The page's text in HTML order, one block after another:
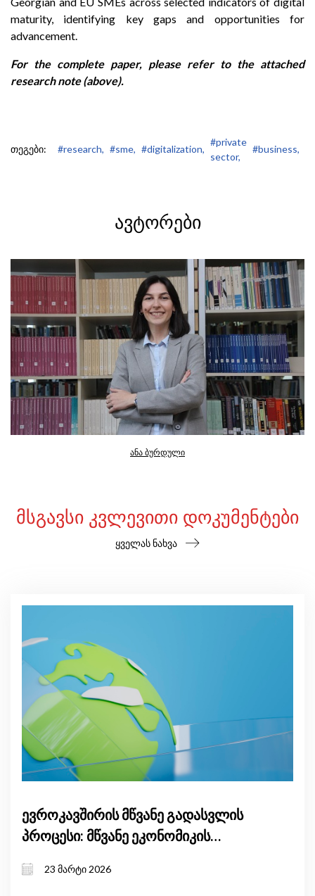
maturity, identifying key gaps and opportunities for
advancement.
For the complete paper, please refer to the attached
research note (above).
თეგები: #research, #sme, #digitalization,
#private
sector,
#business,
ᲐᲕᲢᲝᲠᲔᲑᲘ
ანა ბურდული
ᲛᲡᲒᲐᲕᲡᲘ ᲙᲕᲚᲔᲕᲘᲗᲘ ᲓᲝᲙᲣᲛᲔᲜᲢᲔᲑᲘ
ყველას ნახვა
ევროკავშირის მწვანე გადასვლის
პროცესი: მწვანე ეკონომიკის
შედეგები
23 მარტი 2026